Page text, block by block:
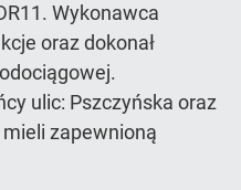
Wykonawca
oraz dokonał
ulic: Pszczyńska oraz
zapewnioną